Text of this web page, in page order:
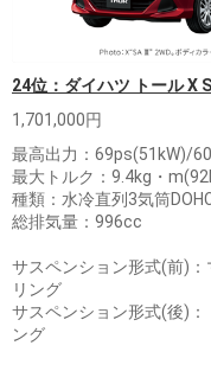
24位：ダイハツ トール X
1,701,000円
最高出力：69ps(51kW)/
最大トルク：9.4kg・
種類：水冷直列3気筒
総排気量：996cc
サスペンション形式(前)
リング
サスペンション形式(後)
ング